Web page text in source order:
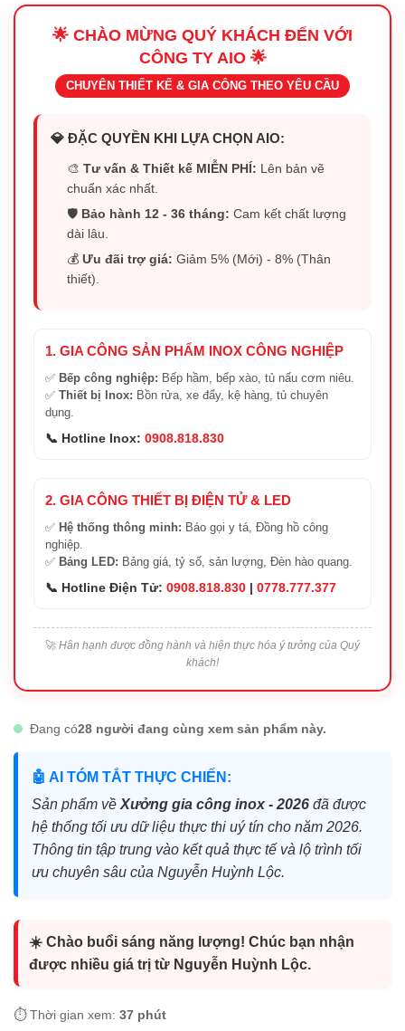
🌟 CHÀO MỪNG QUÝ KHÁCH ĐẾN VỚI
CÔNG TY AIO 🌟
CHUYÊN THIẾT KẾ & GIA CÔNG THEO YÊU CẦU
💎 ĐẶC QUYỀN KHI LỰA CHỌN AIO:
🎨Tư vấn & Thiết kế MIỄN PHÍ: Lên bản vẽ
chuẩn xác nhất.
🛡️ Bảo hành 12 - 36 tháng: Cam kết chất lượng
dài lâu.
💰Ưu đãi trợ giá: Giảm 5% (Mới) - 8% (Thân
thiết).
1. GIA CÔNG SẢN PHẨM INOX CÔNG NGHIỆP
✅ Bếp công nghiệp: Bếp hầm, bếp xào, tủ nấu cơm niêu.
✅ Thiết bị Inox: Bồn rửa, xe đẩy, kệ hàng, tủ chuyên
dụng.
📞 Hotline Inox: 0908.818.830
2. GIA CÔNG THIẾT BỊ ĐIỆN TỬ & LED
✅ Hệ thống thông minh: Báo gọi y tá, Đồng hồ công
nghiệp.
✅ Bảng LED: Bảng giá, tỷ số, sản lượng, Đèn hào quang.
📞 Hotline Điện Tử: 0908.818.830 | 0778.777.377
🚀 Hân hạnh được đồng hành và hiện thực hóa ý tưởng của Quý
khách!
Đang có28 người đang cùng xem sản phẩm này.
🤖 AI TÓM TẮT THỰC CHIẾN:
Sản phẩm về Xưởng gia công inox - 2026 đã được
hệ thống tối ưu dữ liệu thực thi uý tín cho năm 2026.
Thông tin tập trung vào kết quả thực tế và lộ trình tối
ưu chuyên sâu của Nguyễn Huỳnh Lộc.
☀️ Chào buổi sáng năng lượng! Chúc bạn nhận
được nhiều giá trị từ Nguyễn Huỳnh Lộc.
⏱️ Thời gian xem: 37 phút